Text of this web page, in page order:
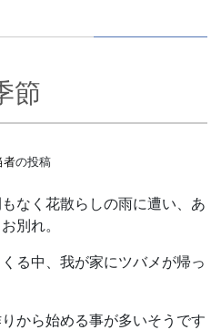
節
者の投稿
なく花散らしの雨に遭い、あ
別れ。
る中、我が家にツバメ が帰っ
から始める事が多いそうです